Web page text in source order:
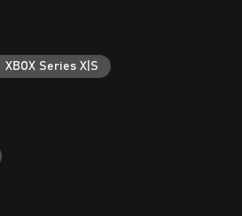
XBOX Series X|S